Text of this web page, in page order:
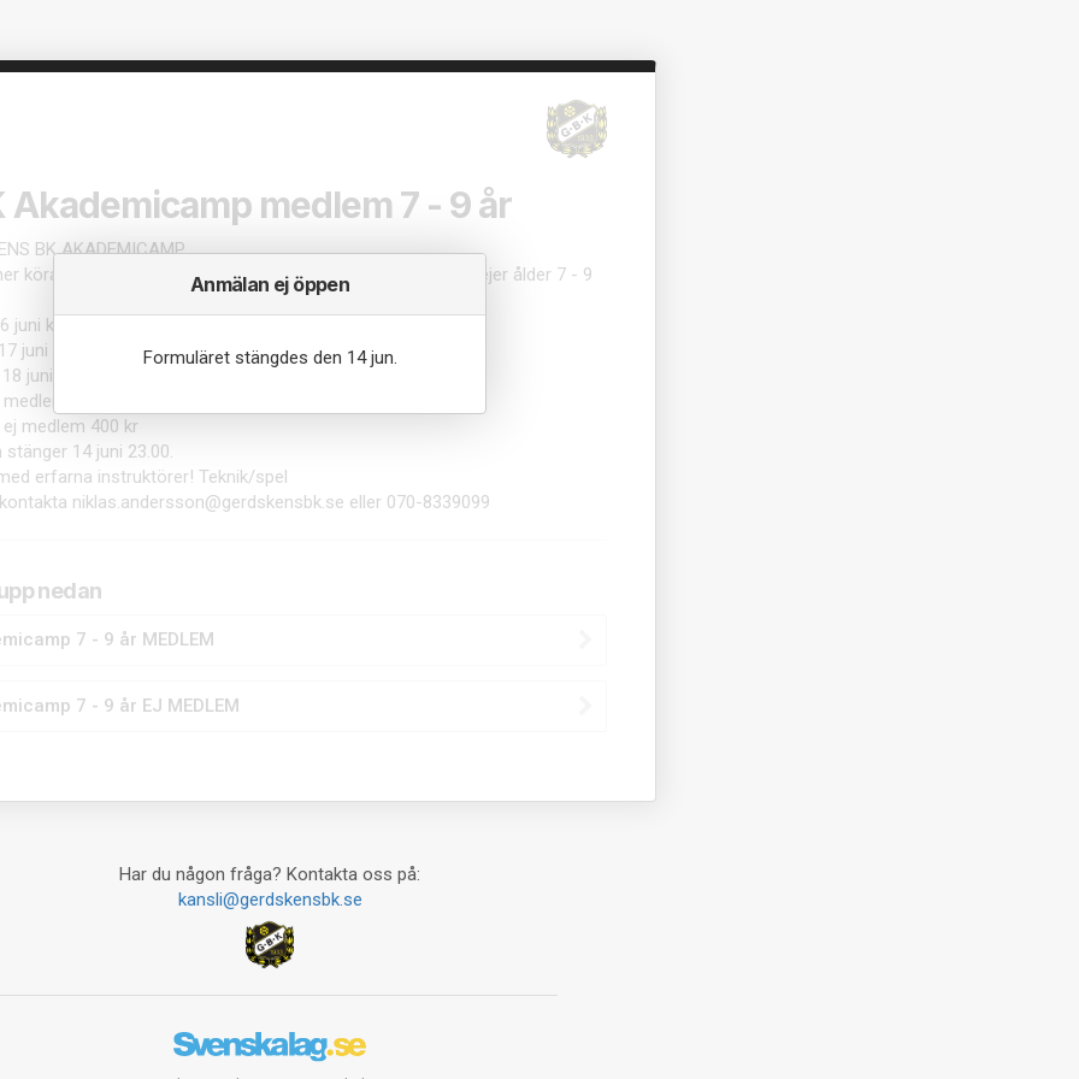
Anmälan ej öppen
Formuläret stängdes den 14 jun.
Akademicamp medlem 7 - 9 år
BK AKADEMICAMP.
köra camp på sommarlovet vecka 25 för både killar och tjejer ålder 7 - 9
juni kl: 09.00-10.30
juni kl: 09.00-10.30
juni kl: 09.00-10.30
350 kr
medlem 400 kr
stänger 14 juni 23.00.
erfarna instruktörer! Teknik/spel
niklas.andersson@gerdskensbk.se eller 070-8339099
nedan
7 - 9 år MEDLEM
7 - 9 år EJ MEDLEM
Har du någon fråga? Kontakta oss på:
kansli@gerdskensbk.se